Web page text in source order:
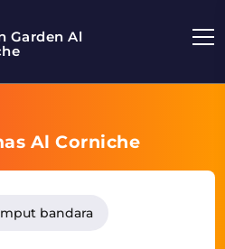
Garden Al
Al Corniche
bandara